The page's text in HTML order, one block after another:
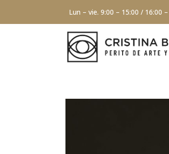
Lun – vie. 9:00 – 15:00 / 16:00